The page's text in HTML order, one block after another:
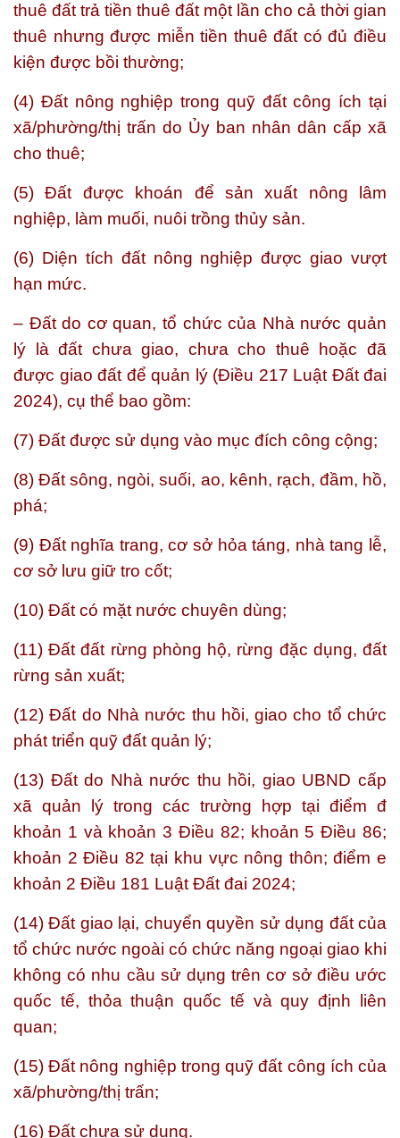
thuê đất trả tiền thuê đất một lần cho cả thời gian
thuê nhưng được miễn tiền thuê đất có đủ điều
kiện được bồi thường;
(4) Đất nông nghiệp trong quỹ đất công ích tại
xã/phường/thị trấn do Ủy ban nhân dân cấp xã
cho thuê;
(5) Đất được khoán để sản xuất nông lâm
nghiệp, làm muối, nuôi trồng thủy sản.
(6) Diện tích đất nông nghiệp được giao vượt
hạn mức.
– Đất do cơ quan, tổ chức của Nhà nước quản
lý là đất chưa giao, chưa cho thuê hoặc đã
được giao đất để quản lý (Điều 217 Luật Đất đai
2024), cụ thể bao gồm:
(7) Đất được sử dụng vào mục đích công cộng;
(8) Đất sông, ngòi, suối, ao, kênh, rạch, đầm, hồ,
phá;
(9) Đất nghĩa trang, cơ sở hỏa táng, nhà tang lễ,
cơ sở lưu giữ tro cốt;
(10) Đất có mặt nước chuyên dùng;
(11) Đất đất rừng phòng hộ, rừng đặc dụng, đất
rừng sản xuất;
(12) Đất do Nhà nước thu hồi, giao cho tổ chức
phát triển quỹ đất quản lý;
(13) Đất do Nhà nước thu hồi, giao UBND cấp
xã quản lý trong các trường hợp tại điểm đ
khoản 1 và khoản 3 Điều 82; khoản 5 Điều 86;
khoản 2 Điều 82 tại khu vực nông thôn; điểm e
khoản 2 Điều 181 Luật Đất đai 2024;
(14) Đất giao lại, chuyển quyền sử dụng đất của
tổ chức nước ngoài có chức năng ngoại giao khi
không có nhu cầu sử dụng trên cơ sở điều ước
quốc tế, thỏa thuận quốc tế và quy định liên
quan;
(15) Đất nông nghiệp trong quỹ đất công ích của
xã/phường/thị trấn;
(16) Đất chưa sử dụng.